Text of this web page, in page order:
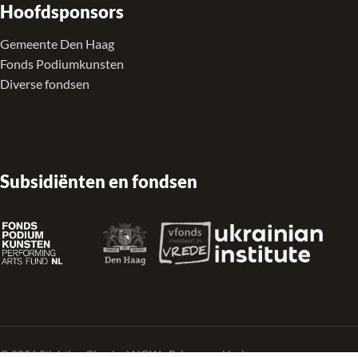
Hoofdsponsors
Gemeente Den Haag
Fonds Podiumkunsten
Diverse fondsen
Subsidiënten en fondsen